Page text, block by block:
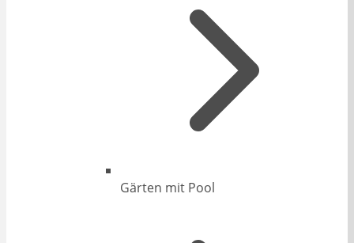
Gärten mit Pool